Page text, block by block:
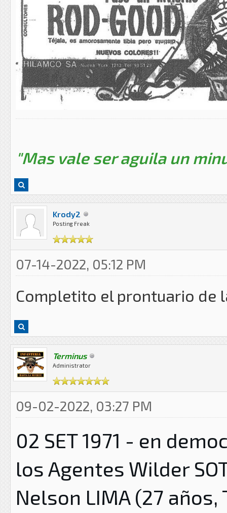
"Mas vale ser aguila un
Krody2
Posting Freak
07-14-2022, 05:12 PM
Completito el prontuario de
Terminus
Administrator
09-02-2022, 03:27 PM
02 SET 1971 - en
los Agentes Wilder
Nelson LIMA (27 años,